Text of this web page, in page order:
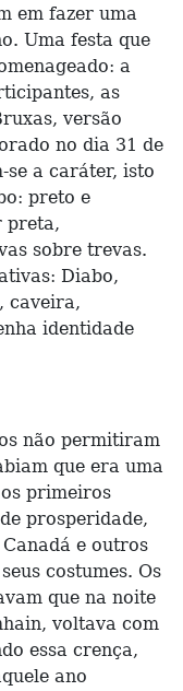
em fazer uma
Uma festa que
a
as
versão
no dia 31 de
se a caráter, isto
preto e
preta,
sobre trevas.
Diabo,
caveira,
identidade
não permitiram
que era uma
primeiros
prosperidade,
e outros
costumes. Os
que na noite
voltava com
essa crença,
ano